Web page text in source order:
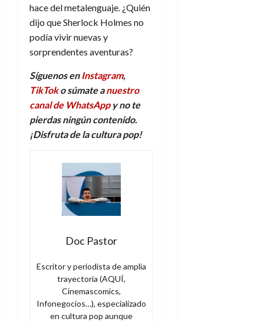
hace del metalenguaje. ¿Quién
dijo que Sherlock Holmes no
podía vivir nuevas y
sorprendentes aventuras?
Síguenos enInstagram,
TikToko súmate anuestro
canal de WhatsAppy no te
pierdas ningún contenido.
¡Disfruta de laculturapop!
Doc Pastor
Escritor y periodista de amplia
trayectoria (AQUÍ,
Cinemascomics,
Infonegocios…), especializado
en cultura pop aunque